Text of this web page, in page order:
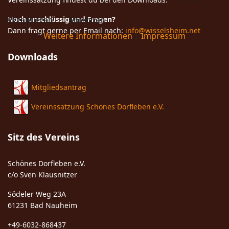
Noch unschlüssig und Fragen?
Dann fragt gerne per Email nach: info@wisselsheim.net
Downloads
Mitgliedsantrag
Vereinssatzung Schones Dorfleben e.V.
Sitz des Vereins
Schönes Dorfleben e.V.
c/o Sven Klausnitzer
Södeler Weg 23A
61231 Bad Nauheim
+49-6032-868437
Akzeptieren
Ablehnen
Weitere Informationen|Impressum